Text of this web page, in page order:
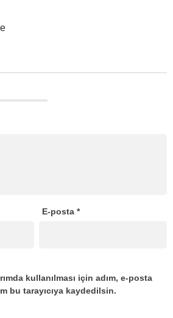
E-posta*
kullanılması için adım, e-posta
bu tarayıcıya kaydedilsin.